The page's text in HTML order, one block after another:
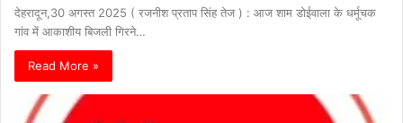
देहरादून,30 अगस्त 2025 ( रजनीश प्रताप सिंह तेज ) : आज शाम डोईवाला के धर्मूचक
गांव में आकाशीय बिजली गिरने…
Read More »